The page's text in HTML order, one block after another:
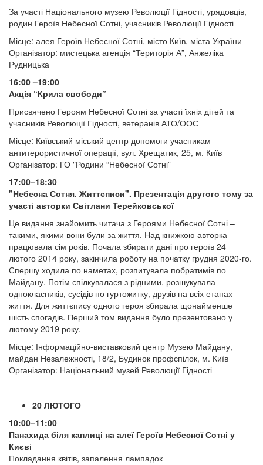
За участі Національного музею Революції Гідності, урядовців,
родин Героїв Небесної Сотні, учасників Революції Гідності
Місце: алея Героїв Небесної Сотні, місто Київ, міста України
Організатор: мистецька агенція “Територія А”, Анжеліка
Рудницька
16:00 –19:00
Акція “Крила свободи”
Присвячено Героям Небесної Сотні за участі їхніх дітей та
учасників Революції Гідності, ветеранів АТО/ООС
Місце: Київський міський центр допомоги учасникам
антитерористичної операції, вул. Хрещатик, 25, м. Київ
Організатор: ГО "Родини “Небесної Сотні”
17:00–18:30
"Небесна Сотня. Життєписи". Презентація другого тому за
участі авторки Світлани Терейковської
Це видання знайомить читача з Героями Небесної Сотні –
такими, якими вони були за життя. Над книжкою авторка
працювала сім років. Почала збирати дані про героїв 24
лютого 2014 року, закінчила роботу на початку грудня 2020-го.
Спершу ходила по наметах, розпитувала побратимів по
Майдану. Потім спілкувалася з рідними, розшукувала
однокласників, сусідів по гуртожитку, друзів на всіх етапах
життя. Для життєпису одного героя збирала щонайменше
шість спогадів. Перший том видання було презентовано у
лютому 2019 року.
Місце: Інформаційно-виставковий центр Музею Майдану,
майдан Незалежності, 18/2, Будинок профспілок, м. Київ
Організатор: Національний музей Революції Гідності
20 ЛЮТОГО
10:00–11:00
Панахида біля каплиці на алеї Героїв Небесної Сотні у
Києві
Покладання квітів, запалення лампадок